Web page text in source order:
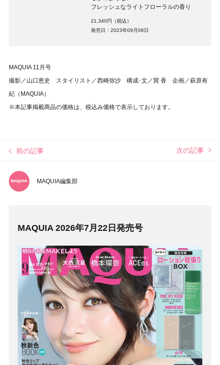
フレッシュなライトフローラルの香り
21,340円（税込）
発売日：2023年09月08日
MAQUIA 11月号
撮影／山口恵史 スタイリスト／西崎弥沙 構成･文／巽 香 企画／萩原有
紀（MAQUIA）
※本記事掲載商品の価格は、税込み価格で表示しております。
前の記事 次の記事
MAQUIA編集部
MAQUIA 2026年7月22日発売号